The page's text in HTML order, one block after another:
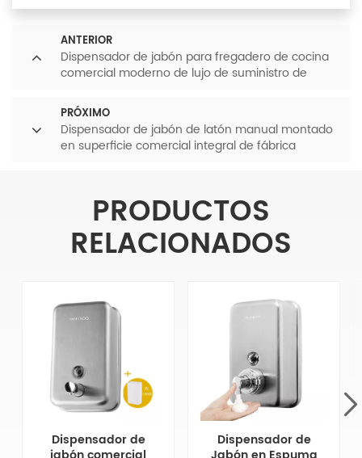
ANTERIOR
Dispensador de jabón para fregadero de cocina
comercial moderno de lujo de suministro de
PRÓXIMO
Dispensador de jabón de latón manual montado
en superficie comercial integral de fábrica
PRODUCTOS
RELACIONADOS
Dispensador de Dispensador de